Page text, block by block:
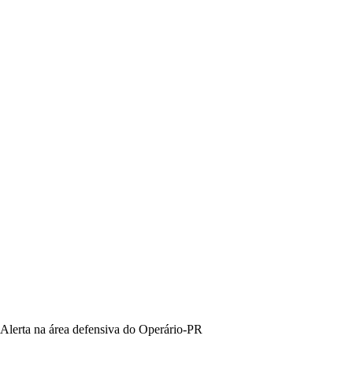
Alerta na área defensiva do Operário-PR